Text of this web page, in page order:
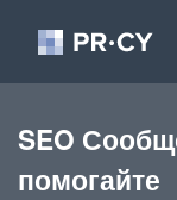
SEO
помогайте